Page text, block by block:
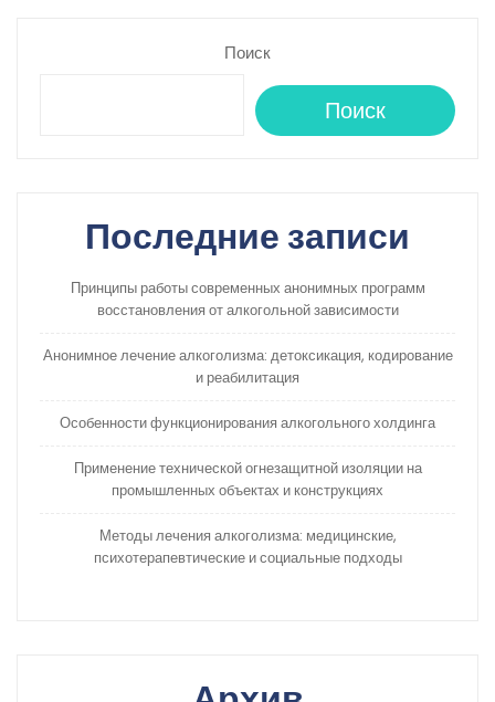
Поиск
Поиск
Последние записи
Принципы работы современных анонимных программ
восстановления от алкогольной зависимости
Анонимное лечение алкоголизма: детоксикация, кодирование
и реабилитация
Особенности функционирования алкогольного холдинга
Применение технической огнезащитной изоляции на
промышленных объектах и конструкциях
Методы лечения алкоголизма: медицинские,
психотерапевтические и социальные подходы